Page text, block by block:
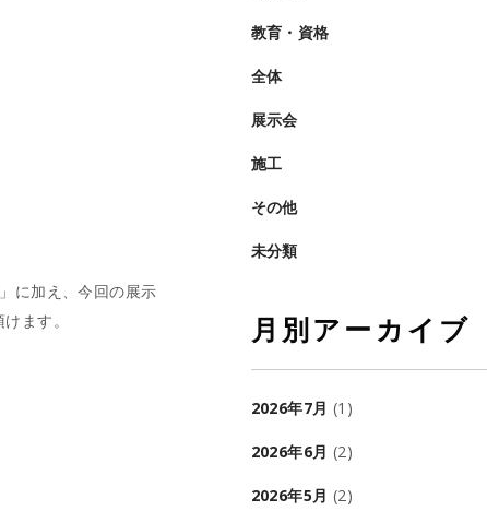
に加え、今回の展示
ます。
教育・資格
全体
展示会
施工
その他
未分類
月別アーカイブ
2026年7月 (1)
2026年6月 (2)
2026年5月 (2)